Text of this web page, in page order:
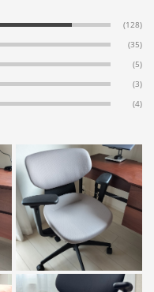
(128)
(35)
(5)
(3)
(4)